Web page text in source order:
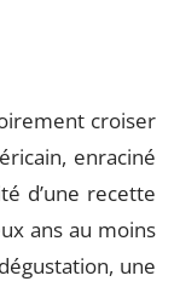
croiser
enraciné
d’une recette
ans au moins
une